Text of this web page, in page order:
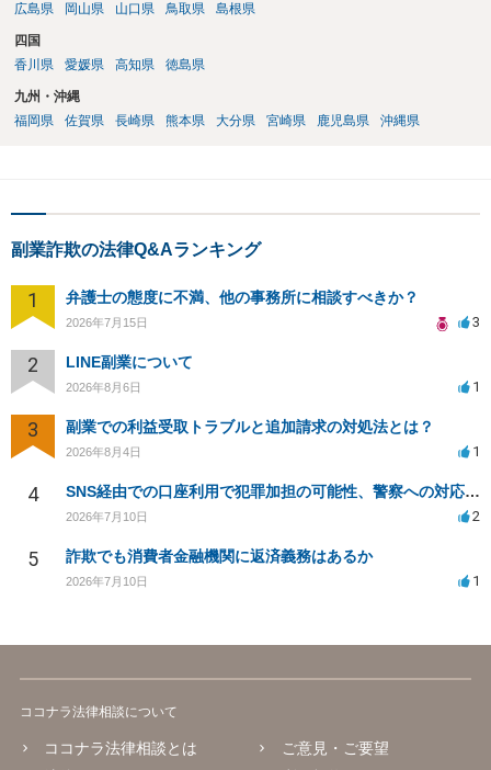
広島県
岡山県 山口県 鳥取県 島根県
四国
香川県
愛媛県 高知県 徳島県
九州・沖縄
福岡県
佐賀県 長崎県 熊本県 大分県 宮崎県 鹿児島県 沖縄県
副業詐欺の法律Q&Aランキング
1 弁護士の態度に不満、他の事務所に相談すべきか？
2026年7月15日 3
2 LINE副業について
2026年8月6日 1
3 副業での利益受取トラブルと追加請求の対処法とは？
2026年8月4日 1
4 SNS経由での口座利用で犯罪加担の可能性、警察への対応について
2026年7月10日 2
5 詐欺でも消費者金融機関に返済義務はあるか
2026年7月10日 1
ココナラ法律相談について
ココナラ法律相談とは
ご意見・ご要望